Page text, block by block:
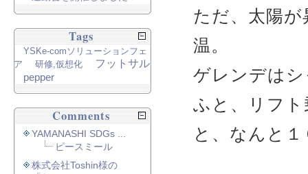
ただ、太陽
温。
ゲレンデは
ふと、リフ
と、なんと
Tags
YSKe-comソリューションフェ
ア
研修,仮想化
フットサル
pepper
Comments
YAMANASHI SDGs ...
ピースミール
株式会社Toshin様の